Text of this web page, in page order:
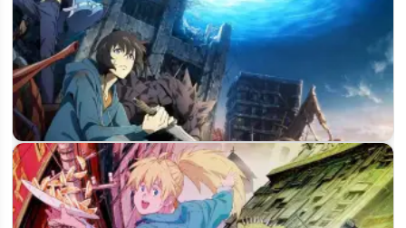
Когда выйдет 3 сезон «Поднятие уровня в одиночку»: что
говорят…